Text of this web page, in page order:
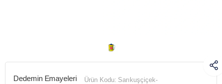
Dedemin Emayeleri Ürün Kodu: Sarıkuşçiçek-